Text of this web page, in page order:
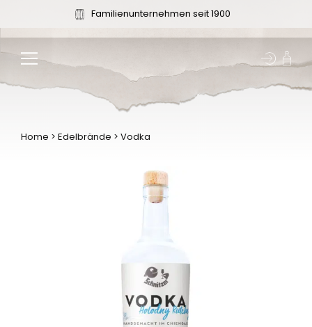
springen
Familienunternehmen seit 1900
Home > Edelbrände > Vodka